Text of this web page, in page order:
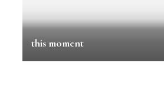
this moment